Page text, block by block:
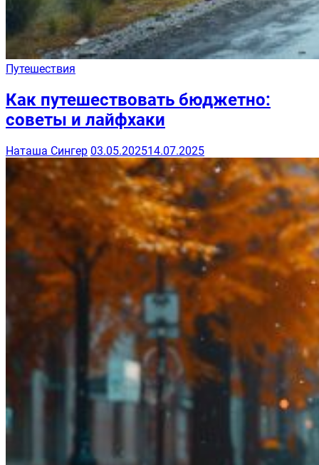
Путешествия
Как путешествовать бюджетно:
советы и лайфхаки
Наташа Сингер 03.05.202514.07.2025